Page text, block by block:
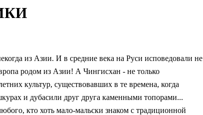
из Азии. И в средние века на Руси исповедовали не
родом из Азии! А Чингисхан - не только
культур, существовавших в те времена, когда
и дубасили друг друга каменными топорами...
кто хоть мало-мальски знаком с традиционной